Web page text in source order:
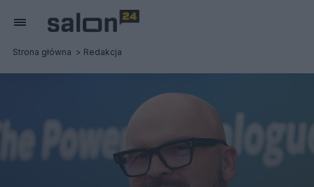
Strona główna Redakcja